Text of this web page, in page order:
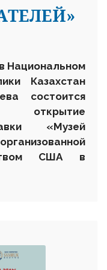
Национальном
Казахстан
состоится
«Музей
США в